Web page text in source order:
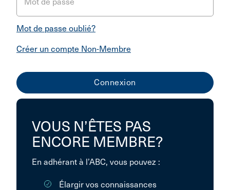
Mot de passe oublié?
Créer un compte Non-Membre
VOUS N’ÊTES PAS
ENCORE MEMBRE?
En adhérant à l’ABC, vous pouvez :
Élargir vos connaissances